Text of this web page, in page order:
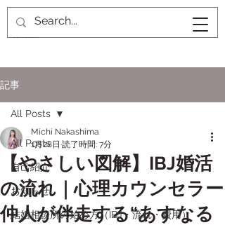
記事
All Posts
自己紹介
お知らせ
結婚相談所の始め方（IBJ・流れ・費用）
All Posts
【やさしい図解】IBJ婚活
の流れ｜心理カウンセラー
仲人が伴走する“あすなる
Michi Nakashima
1月28日 読了時間: 7分